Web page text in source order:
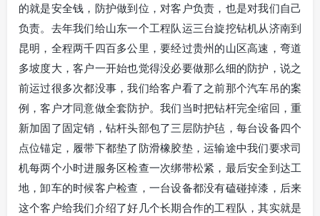
的就是安全钱，防护做到位，对客户负责，也是对我们自己
负责。去年我们给山东一个工程队运三台旋挖钻机从济南到
昆明，全程两千四百多公里，要经过贵州的山区高速，弯道
多坡度大，客户一开始也觉得没必要做那么细的防护，说之
前运过很多次都没事，我们给客户看了之前那个汽车吊的案
例，客户才同意做全套防护。我们当时把钻杆完全缩回，重
新加固了固定销，钻杆头部包了三层防护毡，每台设备四个
点位锚定，履带下都垫了防滑橡胶垫，运输途中我们要求司
机每两个小时进服务区检查一次绑带松紧，最后安全到达工
地，卸车的时候客户检查，一台设备都没有磕碰掉漆，后来
这个客户给我们介绍了好几个长期合作的工程队，其实就是